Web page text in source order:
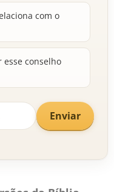
com o
esse conselho
Enviar